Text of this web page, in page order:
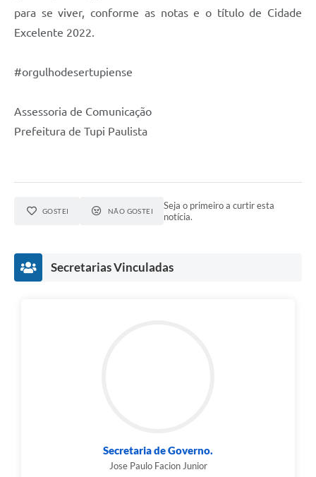
para se viver, conforme as notas e o título de Cidade
Excelente 2022.
#orgulhodesertupiense
Assessoria de Comunicação
Prefeitura de Tupi Paulista
GOSTEI NÃO GOSTEI
Seja o primeiro a curtir esta
notícia.
Secretarias Vinculadas
Secretaria de Governo.
Jose Paulo Facion Junior